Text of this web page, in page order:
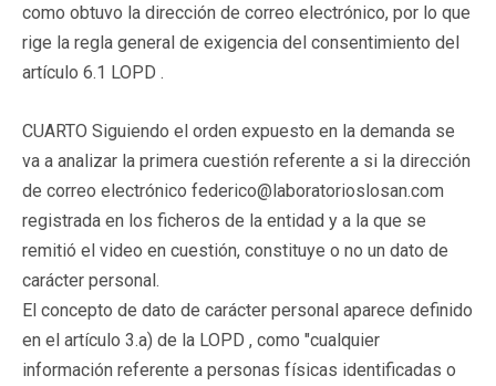
como obtuvo la dirección de correo electrónico, por lo que
rige la regla general de exigencia del consentimiento del
artículo 6.1 LOPD .
CUARTO Siguiendo el orden expuesto en la demanda se
va a analizar la primera cuestión referente a si la dirección
de correo electrónico federico@laboratorioslosan.com
registrada en los ficheros de la entidad y a la que se
remitió el video en cuestión, constituye o no un dato de
carácter personal.
El concepto de dato de carácter personal aparece definido
en el artículo 3.a) de la LOPD , como "cualquier
información referente a personas físicas identificadas o